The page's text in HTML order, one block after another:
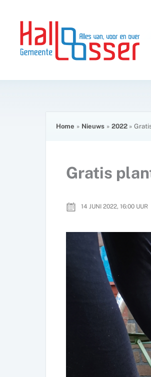
inhoud
inhoud
Home Nieuws 2022
Gratis
14 JUNI 2022, 16:00 UUR